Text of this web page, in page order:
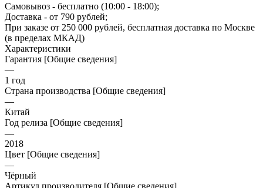
Самовывоз - бесплатно (10:00 - 18:00);
Доставка - от 790 рублей;
При заказе от 250 000 рублей, бесплатная доставка по Москве
(в пределах МКАД)
Характеристики
Гарантия [Общие сведения]
—
1 год
Страна производства [Общие сведения]
—
Китай
Год релиза [Общие сведения]
—
2018
Цвет [Общие сведения]
—
Чёрный
Артикул производителя [Общие сведения]